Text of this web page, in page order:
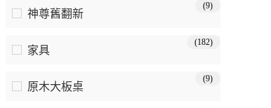
神尊舊翻新
(9)
家具
(182)
原木大板桌
(9)